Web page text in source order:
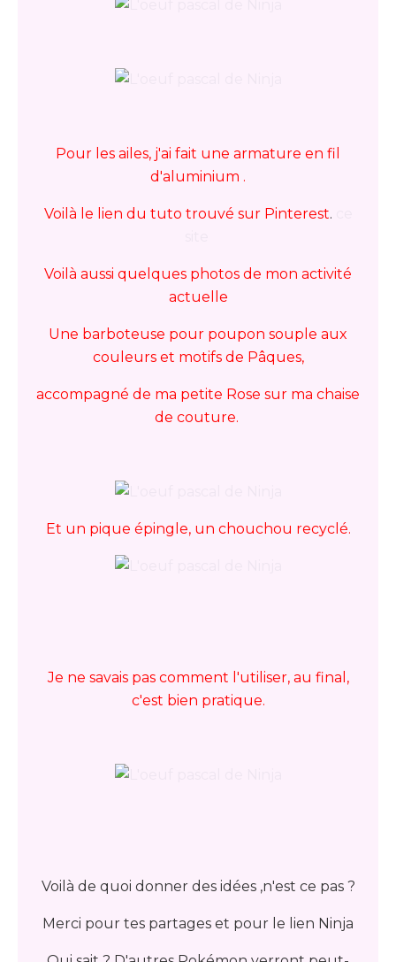
Pour les ailes, j'ai fait une armature en fil
d'aluminium .
Voilà le lien du tuto trouvé sur Pinterest.
Voilà aussi quelques photos de mon activité
actuelle
Une barboteuse pour poupon souple aux
couleurs et motifs de Pâques,
accompagné de ma petite Rose sur ma chaise
de couture.
Et un pique épingle, un chouchou recyclé.
Je ne savais pas comment l'utiliser, au final,
c'est bien pratique.
Voilà de quoi donner des idées ,n'est ce pas ?
Merci pour tes partages et pour le lien Ninja